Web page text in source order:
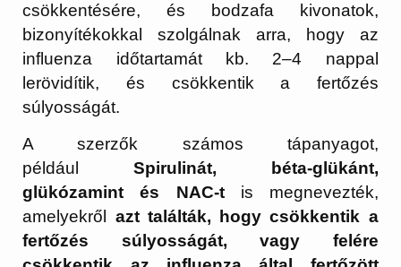
csökkentésére, és bodzafa kivonatok,
bizonyítékokkal szolgálnak arra, hogy az
influenza időtartamát kb. 2–4 nappal
lerövidítik, és csökkentik a fertőzés
súlyosságát.
A szerzők számos tápanyagot,
például Spirulinát, béta-glükánt,
glükózamint és NAC-tis megnevezték,
amelyekről azt találták, hogy csökkentik a
fertőzés súlyosságát, vagy felére